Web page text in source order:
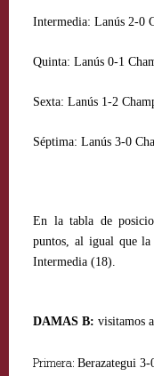
Intermedia:Lanús 2-0
Quinta:Lanús 0-1
Sexta:Lanús 1-2
Séptima: Lanús 3-0
En la tabla de
puntos, al igual que
Intermedia (18).
DAMAS B:visitamos
Primera:Berazategui 3-